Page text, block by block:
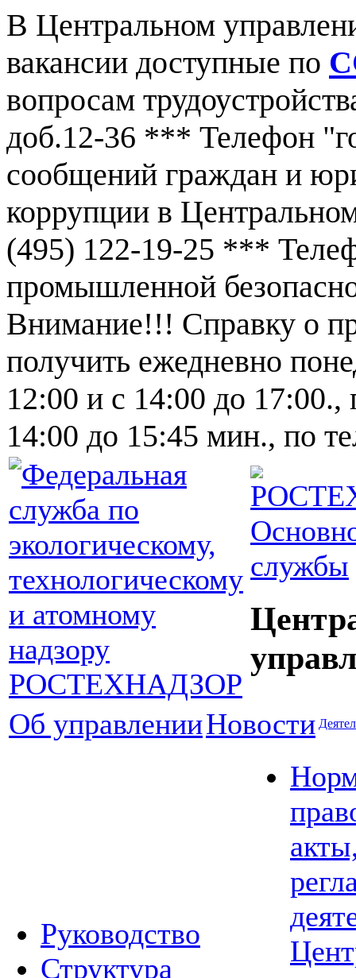
В Центральном
вакансии доступные по
вопросам
доб.12-36 *** Телефон
сообщений граждан и
коррупции в
(495) 122-19-25 ***
промышленной
Внимание!!! Справку о
получить ежедневно
12:00 и с 14:00 до 17:00.,
14:00 до 15:45 мин., по
службы
Об управленииНовости
Руководство
Структура